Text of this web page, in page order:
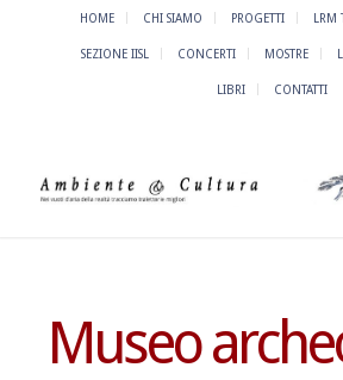
HOME CHI SIAMO PROGETTI LRM
SEZIONE IISL CONCERTI MOSTRE
LIBRI CONTATTI
Museo